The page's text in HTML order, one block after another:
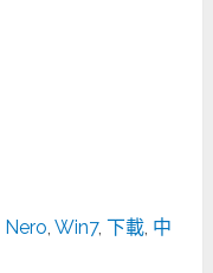
Nero ,Win7,下載 中